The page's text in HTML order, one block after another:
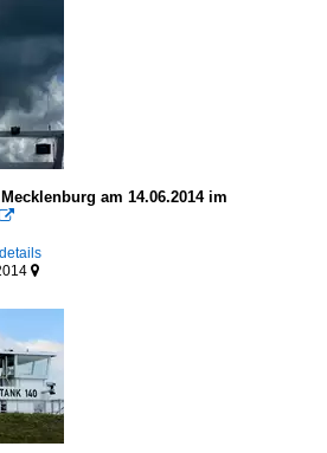
am 14.06.2014 im

